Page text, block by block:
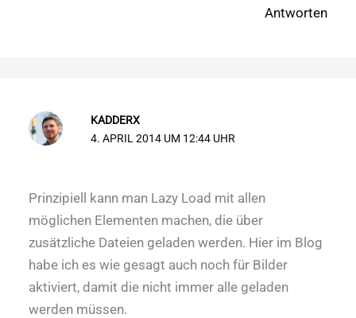
Antworten
KADDERX
4. APRIL 2014 UM 12:44 UHR
Prinzipiell kann man Lazy Load mit allen
möglichen Elementen machen, die über
zusätzliche Dateien geladen werden. Hier im Blog
habe ich es wie gesagt auch noch für Bilder
aktiviert, damit die nicht immer alle geladen
werden müssen.